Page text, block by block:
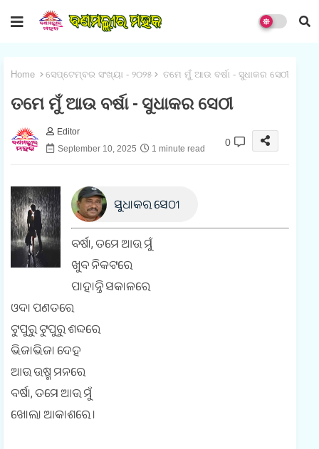
Home ସେପ୍ଟେମ୍ବର ସଂଖ୍ୟା - ୨୦୨୫ ତମେ ମୁଁ ଆଉ ବର୍ଷା - ସୁଧାକର ସେଠୀ
ତମେ ମୁଁ ଆଉ ବର୍ଷା - ସୁଧାକର ସେଠୀ
Editor
September 10, 2025
1 minute read
0
ସୁଧାକର ସେଠୀ
ବର୍ଷା, ତମେ ଆଉ ମୁଁ
ଖୁବ ନିକଟରେ
ପାହାନ୍ତି ସକାଳରେ
ଓଦା ପଣତରେ
ଟୁପୁରୁ ଟୁପୁରୁ ଶଦ୍ଦରେ
ଭିଜାଭିଜା ଦେହ
ଆଉ ଉଷ୍ମ ମନରେ
ବର୍ଷା, ତମେ ଆଉ ମୁଁ
ଖୋଲା ଆକାଶରେ ।